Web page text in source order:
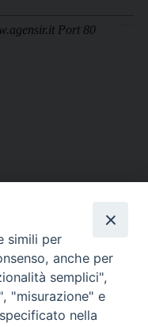
DI ALBANO
06.9323844
9:00 - 13:00
simili per
anche per
semplici",
"misurazione" e
nella